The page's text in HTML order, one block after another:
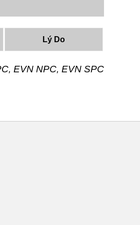
Lý Do
EVN NPC, EVN SPC